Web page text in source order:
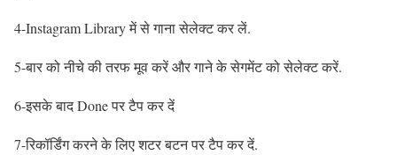
4-Instagram Library में से गाना सेलेक्ट कर लें.
5-बार को नीचे की तरफ मूव करें और गाने के सेगमेंट को सेलेक्ट करें.
6-इसके बाद Done पर टैप कर दें
7-रिकॉर्डिंग करने के लिए शटर बटन पर टैप कर दें.